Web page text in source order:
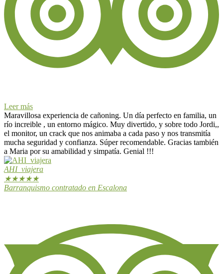
Leer más
Maravillosa experiencia de cañoning. Un día perfecto en familia, un
río increible , un entorno mágico. Muy divertido, y sobre todo Jordi,,
el monitor, un crack que nos animaba a cada paso y nos transmitía
mucha seguridad y confianza. Súper recomendable. Gracias también
a Maria por su amabilidad y simpatía. Genial !!!
AHI_viajera
★★★★★
Barranquismo contratado en Escalona